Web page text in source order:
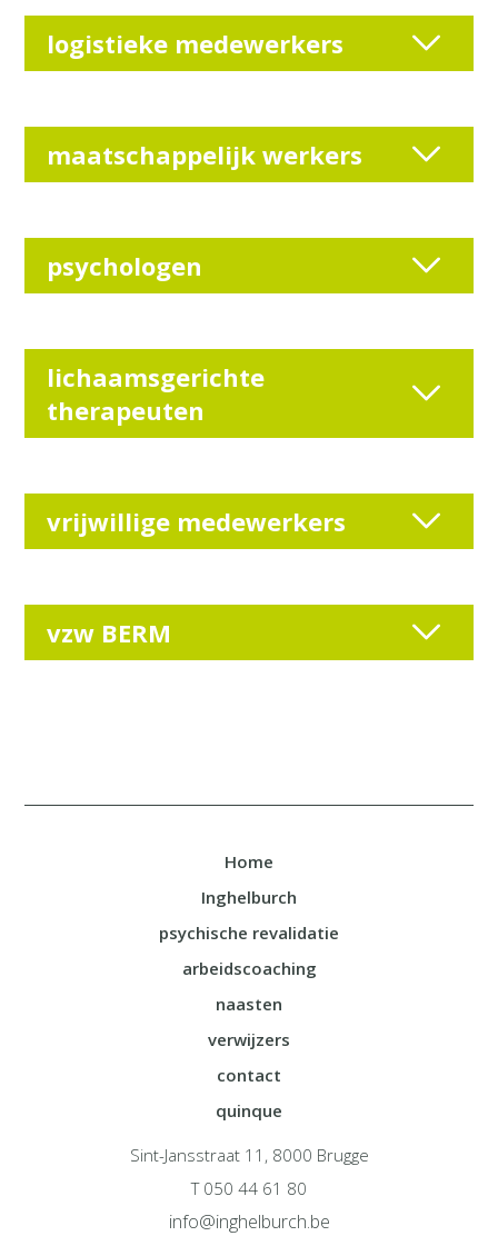
logistieke medewerkers
maatschappelijk werkers
psychologen
lichaamsgerichte
therapeuten
vrijwillige medewerkers
vzw BERM
Home
Inghelburch
psychische revalidatie
arbeidscoaching
naasten
verwijzers
contact
quinque
Sint-Jansstraat 11, 8000 Brugge
T 050 44 61 80
info@inghelburch.be